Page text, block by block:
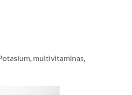
multivitaminas,